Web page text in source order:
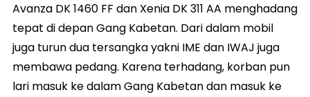
Avanza DK 1460 FF dan Xenia DK 311 AA menghadang
tepat di depan Gang Kabetan. Dari dalam mobil
juga turun dua tersangka yakni IME dan IWAJ juga
membawa pedang. Karena terhadang, korban pun
lari masuk ke dalam Gang Kabetan dan masuk ke